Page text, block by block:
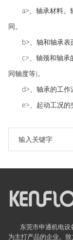
a>、轴承材料。
同。
b>、轴和轴承表
c>、轴颈和轴承的
同轴度等)。
d>、轴承的工作
e>、起动工况的
东莞市申通机电设
为主打产品的企业。